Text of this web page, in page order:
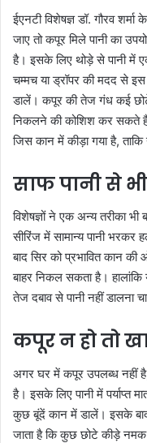
ईएनटी विशेषज्ञ डॉ. गौरव
जाए तो कपूर मिले पानी का
है। इसके लिए थोड़े से पानी में
चम्मच या ड्रॉपर की मदद से
डालें। कपूर की तेज गंध कई
निकलने की कोशिश कर सकते
जिस कान में कीड़ा गया है,
साफ पानी से
विशेषज्ञों ने एक अन्य तरीका भी
सीरिंज में सामान्य पानी
बाद सिर को प्रभावित कान
बाहर निकल सकता है। हालांकि
तेज दबाव से पानी नहीं डालना
कपूर न हो तो
अगर घर में कपूर उपलब्ध नहीं है,
है। इसके लिए पानी में पर्याप्त
कुछ बूंदें कान में डालें। इसके बाद
जाता है कि कुछ छोटे कीड़े नमक